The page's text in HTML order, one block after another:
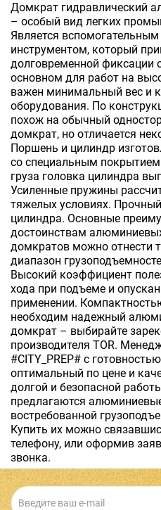
Домкрат гидравлический
– особый вид легких
Является
инструментом, который
долговременной фиксации
основном для работ на
важен минимальный вес и
оборудования. По
похож на обычный
домкрат, но отличается
Поршень и цилиндр
со специальным
груза головка цилиндра
Усиленные пружины
тяжелых условиях.
цилиндра. Основные
достоинствам
домкратов можно отнести
диапазон
Высокий коэффициент
хода при подъеме и
применении.
необходим надежный
домкрат – выбирайте
производителя TOR.
#CITY_PREP# с
оптимальный по цене и
долгой и безопасной
предлагаются
востребованной
Купить их можно
телефону, или оформив
звонка.